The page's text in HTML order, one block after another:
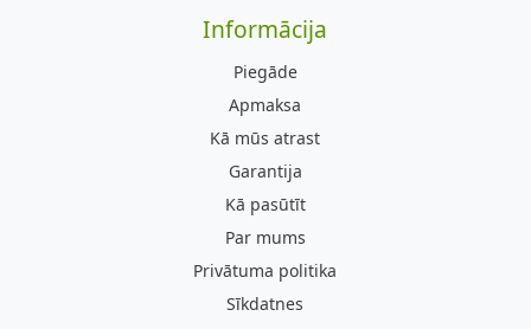
Informācija
Piegāde
Apmaksa
Kā mūs atrast
Garantija
Kā pasūtīt
Par mums
Privātuma politika
Sīkdatnes